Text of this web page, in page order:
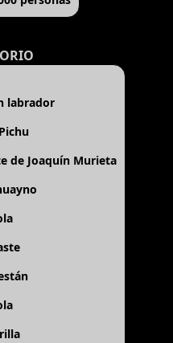
labrador
de Joaquín Murieta